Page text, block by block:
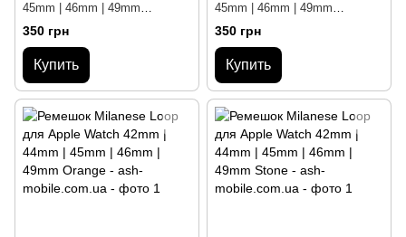
45mm | 46mm | 49mm
Spearmint
350 грн
Купить
45mm | 46mm | 49mm
Camouflage Green
350 грн
Купить